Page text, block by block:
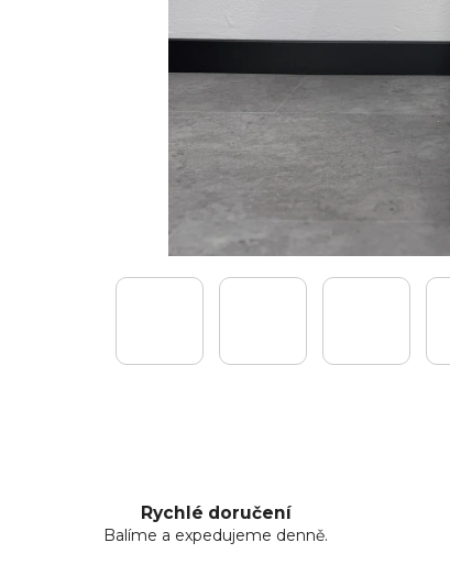
Rychlé doručení
Balíme a expedujeme denně.